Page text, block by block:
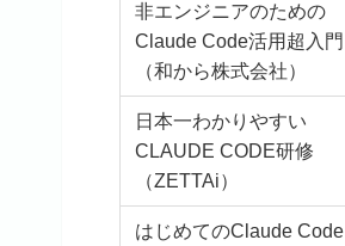
非エンジニアのための
Claude Code活用超入門
（和から株式会社）
日本一わかりやすい
CLAUDE CODE研修
（ZETTAi）
はじめてのClaude Code